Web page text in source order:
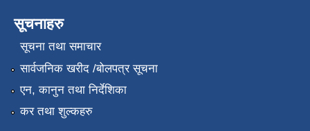
सूचनाहरु
सूचना तथा समाचार
सार्वजनिक खरीद /बोलपत्र सूचना
एन, कानुन तथा निर्देशिका
कर तथा शुल्कहरु